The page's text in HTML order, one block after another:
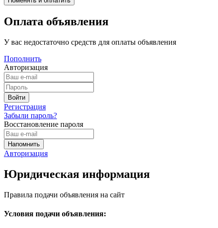
Оплата объявления
У вас недостаточно средств для оплаты объявления
Пополнить
Авторизация
Регистрация
Забыли пароль?
Восстановление пароля
Авторизация
Юридическая информация
Правила подачи объявления на сайт
Условия подачи объявления: